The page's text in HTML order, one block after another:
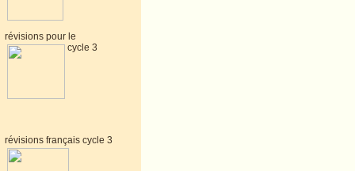
révisions pour le
cycle 3
révisions français cycle 3